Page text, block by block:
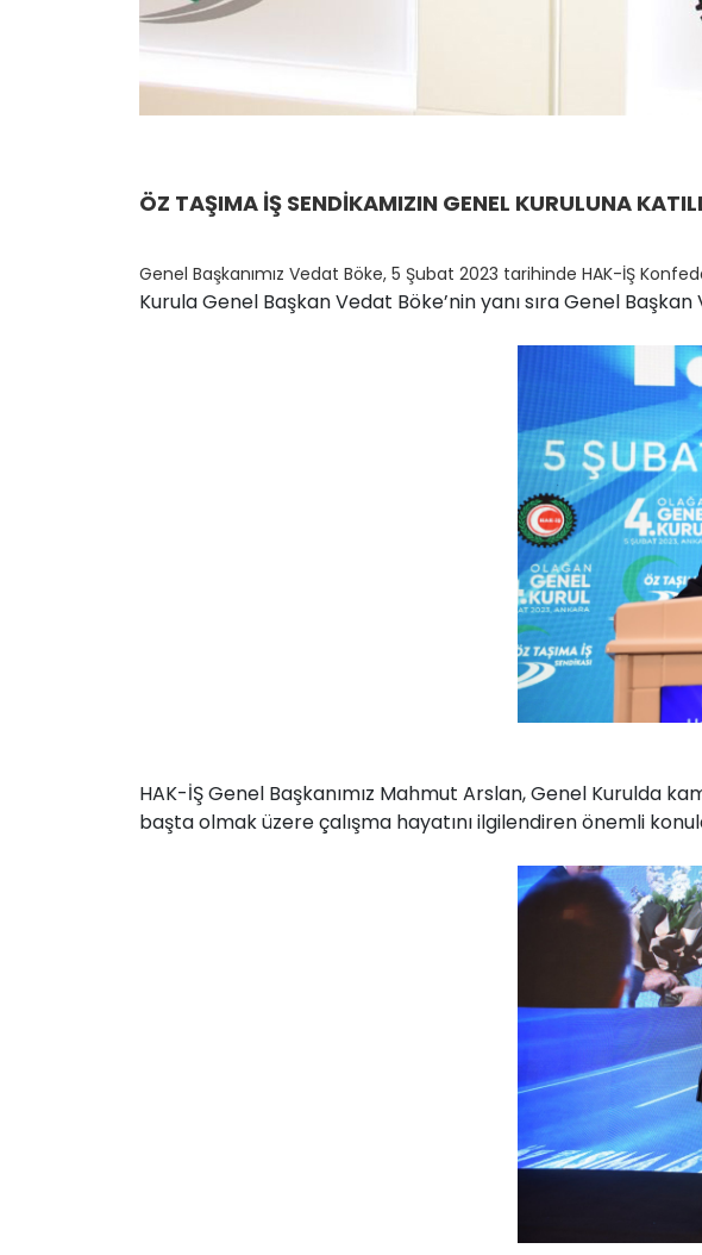
ÖZ TAŞIMA İŞ SENDİKAMIZIN GENEL KURULUNA
Genel Başkanımız Vedat Böke, 5 Şubat 2023 tarihinde HAK-İŞ
Kurula Genel Başkan Vedat Böke’nin yanı sıra Genel
HAK-İŞ Genel Başkanımız Mahmut Arslan, Genel Kurulda
başta olmak üzere çalışma hayatını ilgilendiren önemli